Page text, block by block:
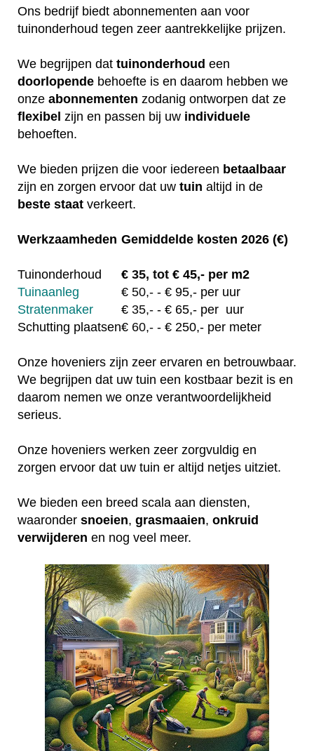
Ons bedrijf biedt abonnementen aan voor
tuinonderhoud tegen zeer aantrekkelijke prijzen.
We begrijpen dat tuinonderhoud een
doorlopende behoefte is en daarom hebben we
onze abonnementen zodanig ontworpen dat ze
flexibel zijn en passen bij uw individuele
behoeften.
We bieden prijzen die voor iedereen betaalbaar
zijn en zorgen ervoor dat uw tuin altijd in de
beste staat verkeert.
Werkzaamheden Gemiddelde kosten 2026 (€)
Tuinonderhoud € 35, tot € 45,- per m2
Tuinaanleg
€ 50,- - € 95,- per uur
Stratenmaker
€ 35,- - € 65,- per uur
Schutting plaatsen€ 60,- - € 250,- per meter
Onze hoveniers zijn zeer ervaren en betrouwbaar.
We begrijpen dat uw tuin een kostbaar bezit is en
daarom nemen we onze verantwoordelijkheid
serieus.
Onze hoveniers werken zeer zorgvuldig en
zorgen ervoor dat uw tuin er altijd netjes uitziet.
We bieden een breed scala aan diensten,
waaronder snoeien, grasmaaien, onkruid
verwijderen en nog veel meer.